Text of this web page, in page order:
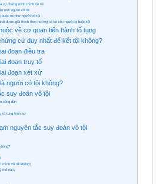
vụ chứng minh mình vô tội
một người có tội
buộc tội như người có tội
được giải thích theo hướng có lợi cho người bị buộc tội
về cơ quan tiến hành tố tụng
cứ duy nhất để kết tội không?
đoạn điều tra
đoạn truy tố
đoạn xét xử
người có tội không?
suy đoán vô tội
công dân
tố tụng hình sự
nguyên tắc suy đoán vô tội
mình vô tội không?
thế nào?